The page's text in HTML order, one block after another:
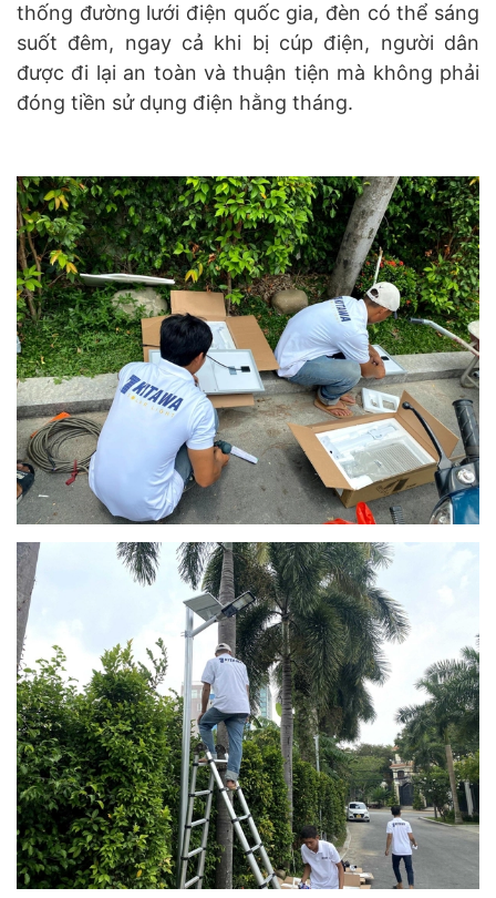
thống đường lưới điện quốc gia, đèn có thể sáng
suốt đêm, ngay cả khi bị cúp điện, người dân
được đi lại an toàn và thuận tiện mà không phải
đóng tiền sử dụng điện hằng tháng.